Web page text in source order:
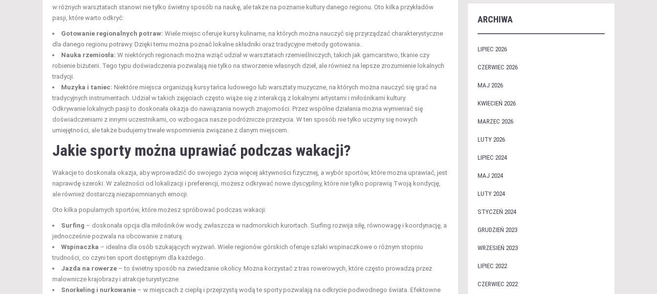
w różnych warsztatach stanowi nie tylko świetny sposób na naukę, ale także na poznanie kultury danego regionu. Oto kilka przykładów
pasji, które warto odkryć:
Gotowanie regionalnych potraw: Wiele miejsc oferuje kursy kulinarne, na których można nauczyć się przyrządzać charakterystyczne
dla danego regionu potrawy. Dzięki temu można poznać lokalne składniki oraz tradycyjne metody gotowania.
Nauka rzemiosła: W niektórych regionach można wziąć udział w warsztatach rzemieślniczych, takich jak garncarstwo, tkanie czy
robienie biżuterii. Tego typu doświadczenia pozwalają nie tylko na stworzenie własnych dzieł, ale również na lepsze zrozumienie lokalnych
tradycji.
Muzyka i taniec: Niektóre miejsca organizują kursy tańca ludowego lub warsztaty muzyczne, na których można nauczyć się grać na
tradycyjnych instrumentach. Udział w takich zajęciach często wiąże się z interakcją z lokalnymi artystami i miłośnikami kultury.
Odkrywanie lokalnych pasji to doskonała okazja do nawiązania nowych znajomości. Przez wspólne działania można wymieniać się
doświadczeniami z innymi uczestnikami, co wzbogaca nasze podróżnicze przeżycia. W ten sposób nie tylko uczymy się nowych
umiejętności, ale także budujemy trwałe wspomnienia związane z danym miejscem.
Jakie sporty można uprawiać podczas wakacji?
Wakacje to doskonała okazja, aby wprowadzić do swojego życia więcej aktywności fizycznej, a wybór sportów, które można uprawiać, jest
naprawdę szeroki. W zależności od lokalizacji i preferencji, możesz odkrywać nowe dyscypliny, które nie tylko poprawią Twoją kondycję,
ale również dostarczą niezapomnianych emocji.
Oto kilka popularnych sportów, które możesz spróbować podczas wakacji:
Surfing – doskonała opcja dla miłośników wody, zwłaszcza w nadmorskich kurortach. Surfing rozwija siłę, równowagę i koordynację, a
jednocześnie pozwala na obcowanie z naturą.
Wspinaczka – idealna dla osób szukających wyzwań. Wiele regionów górskich oferuje szlaki wspinaczkowe o różnym stopniu
trudności, co czyni ten sport dostępnym dla każdego.
Jazda na rowerze – to świetny sposób na zwiedzanie okolicy. Można korzystać z tras rowerowych, które często prowadzą przez
malownicze krajobrazy i atrakcje turystyczne.
Snorkeling i nurkowanie – w miejscach z ciepłą i przejrzystą wodą te sporty pozwalają na odkrycie podwodnego świata. Efektowne
ARCHIWA
LIPIEC 2026
CZERWIEC 2026
MAJ 2026
KWIECIEŃ 2026
MARZEC 2026
LUTY 2026
LIPIEC 2024
MAJ 2024
LUTY 2024
STYCZEŃ 2024
GRUDZIEŃ 2023
WRZESIEŃ 2023
LIPIEC 2022
CZERWIEC 2022